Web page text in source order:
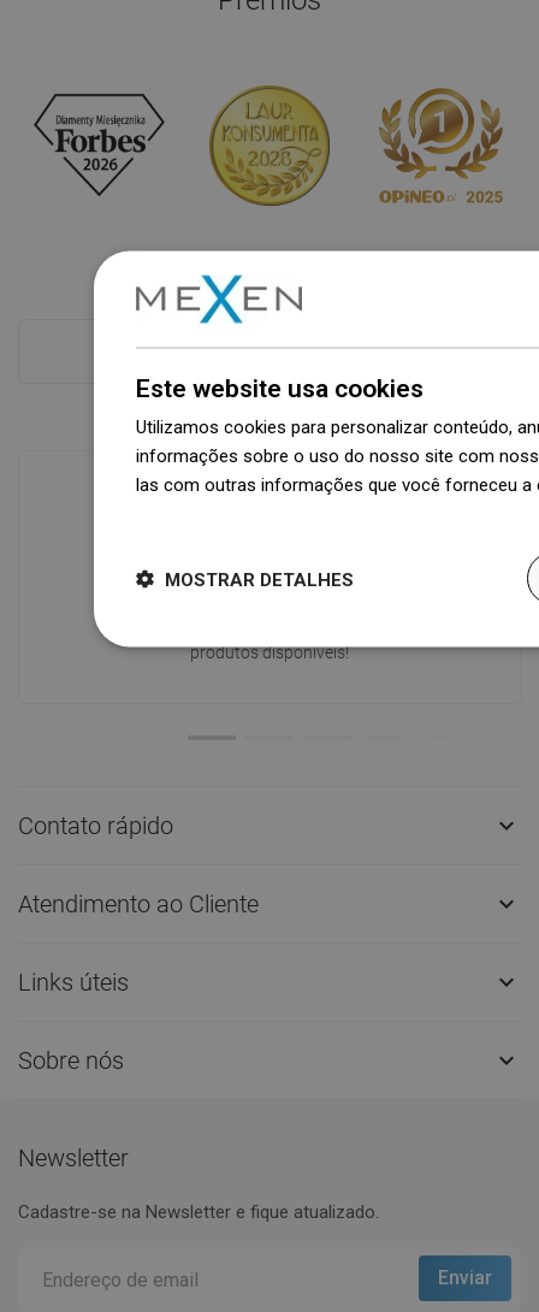
Ver tudo
Um moderno centro logístico com área
de 31.000 m² e mais de 68.000 paletes
produtos disponíveis!
Contato rápido 
Atendimento ao Cliente 
Links úteis 
Sobre nós 
Newsletter
Cadastre-se na Newsletter e fique atualizado.
Este website usa cookies
Utilizamos cookies para personalizar conteúdo,
informações sobre o uso do nosso site com
las com outras informações que você forneceu
MOSTRAR DETALHES